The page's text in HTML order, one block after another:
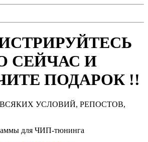
СЕЙЧАС И
ПОДАРОК !!
ВСЯКИХ УСЛОВИЙ, РЕПОСТОВ,
для ЧИП-тюнинга